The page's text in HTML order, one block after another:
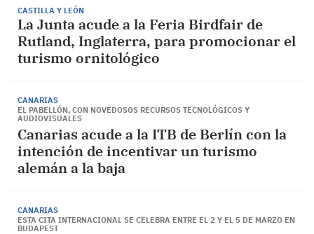
CASTILLA Y LEÓN
La Junta acude a la Feria Birdfair de
Rutland, Inglaterra, para promocionar el
turismo ornitológico
CANARIAS
EL PABELLÓN, CON NOVEDOSOS RECURSOS TECNOLÓGICOS Y
AUDIOVISUALES
Canarias acude a la ITB de Berlín con la
intención de incentivar un turismo
alemán a la baja
CANARIAS
ESTA CITA INTERNACIONAL SE CELEBRA ENTRE EL 2 Y EL 5 DE MARZO EN
BUDAPEST